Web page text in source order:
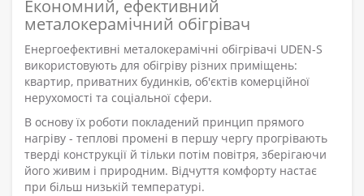
Економний, ефективний
металокерамічний обігрівач
Енергоефективні металокерамічні обігрівачі UDEN-S
використовують для обігріву різних приміщень:
квартир, приватних будинків, об'єктів комерційної
нерухомості та соціальної сфери.
В основу їх роботи покладений принцип прямого
нагріву - теплові промені в першу чергу прогрівають
тверді конструкції й тільки потім повітря, зберігаючи
його живим і природним. Відчуття комфорту настає
при більш низькій температурі.